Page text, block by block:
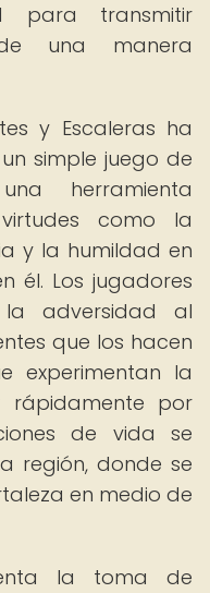
para transmitir
una manera
y Escaleras ha
simple juego de
herramienta
como la
y la humildad en
él. Los jugadores
adversidad al
que los hacen
experimentan la
rápidamente por
de vida se
región, donde se
en medio de
la toma de